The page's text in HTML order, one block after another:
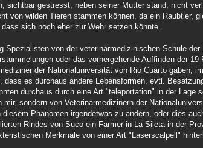
sichtbar gestresst, neben seiner Mutter stand, nicht
von wilden Tieren stammen können, da ein Raubtier,
sich noch eher zur Wehr setzen könnte.
Spezialisten von der veterinärmedizinischen Schule
oder das vorhergehende Auffinden der
der Nationaluniversität von Rio Cuarto gaben,
dass es durchaus andere Lebensformen, evtl.
durchaus durch eine Art "teleportation" in der Lage
sondern von Veterinärmedizinern der
Phänomen irgendetwas zu ändern, oder dies
Rindes von Suco ein Farmer in La Sileta in der
Merkmale von einer Art "Laserscalpell"